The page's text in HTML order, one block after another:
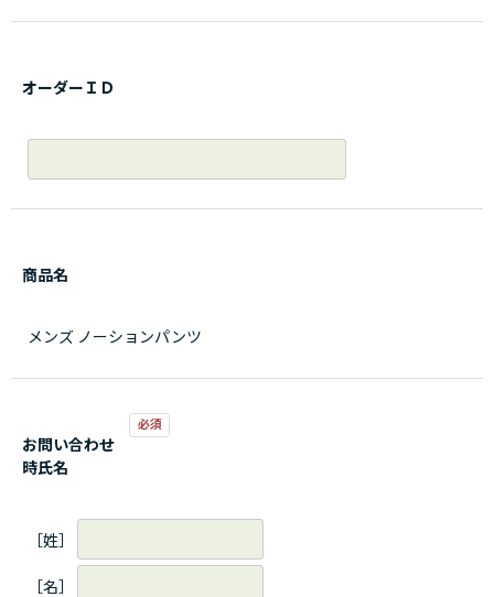
オーダーＩＤ
商品名
メンズ ノーションパンツ
お問い合わせ
時氏名
［姓］
［名］